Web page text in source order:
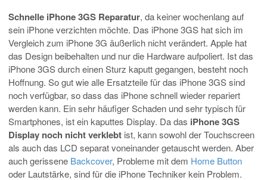
Schnelle iPhone 3GS Reparatur, da keiner wochenlang auf
sein iPhone verzichten möchte. Das iPhone 3GS hat sich im
Vergleich zum iPhone 3G äußerlich nicht verändert. Apple hat
das Design beibehalten und nur die Hardware aufpoliert. Ist das
iPhone 3GS durch einen Sturz kaputt gegangen, besteht noch
Hoffnung. So gut wie alle Ersatzteile für das iPhone 3GS sind
noch verfügbar, so dass das iPhone schnell wieder repariert
werden kann. Ein sehr häufiger Schaden und sehr typisch für
Smartphones, ist ein kaputtes Display. Da das iPhone 3GS
Display noch nicht verklebt ist, kann sowohl der Touchscreen
als auch das LCD separat voneinander getauscht werden. Aber
auch gerissene Backcover, Probleme mit dem Home Button
oder Lautstärke, sind für die iPhone Techniker kein Problem.